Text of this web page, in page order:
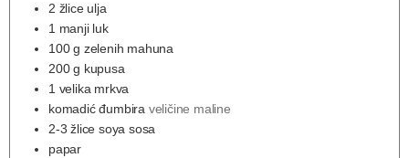
2 žlice ulja
1 manji luk
100 g zelenih mahuna
200 g kupusa
1 velika mrkva
komadić đumbira veličine maline
2-3 žlice soya sosa
papar